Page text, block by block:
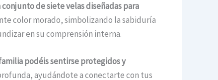
conjunto de siete velas diseñadas para
color morado, simbolizando la sabiduría
en su comprensión interna.
podéis sentirse protegidos y
ayudándote a conectarte con tus